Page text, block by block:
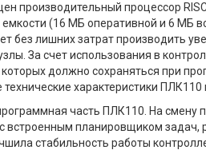
производительный процессор
(16 МБ оперативной и 6 МБ
без лишних затрат производить
За счет использования в
должно сохраняться при
характеристики ПЛК110
часть ПЛК110. На смену
встроенным планировщиком задач,
стабильность работы